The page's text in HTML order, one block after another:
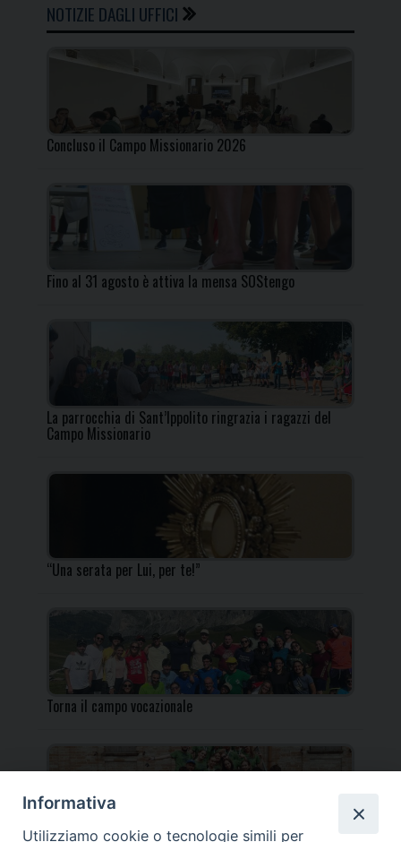
NOTIZIE DAGLI UFFICI
Concluso il Campo Missionario 2026
Fino al 31 agosto è attiva la mensa SOStengo
La parrocchia di Sant’Ippolito ringrazia i ragazzi del
Campo Missionario
“Una serata per Lui, per te!”
Torna il campo vocazionale
Informativa
Utilizziamo cookie o tecnologie simili per